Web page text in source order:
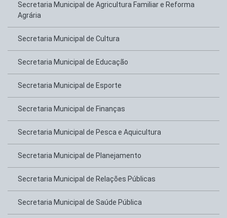
Secretaria Municipal de Agricultura Familiar e Reforma
Agrária
Secretaria Municipal de Cultura
Secretaria Municipal de Educação
Secretaria Municipal de Esporte
Secretaria Municipal de Finanças
Secretaria Municipal de Pesca e Aquicultura
Secretaria Municipal de Planejamento
Secretaria Municipal de Relações Públicas
Secretaria Municipal de Saúde Pública